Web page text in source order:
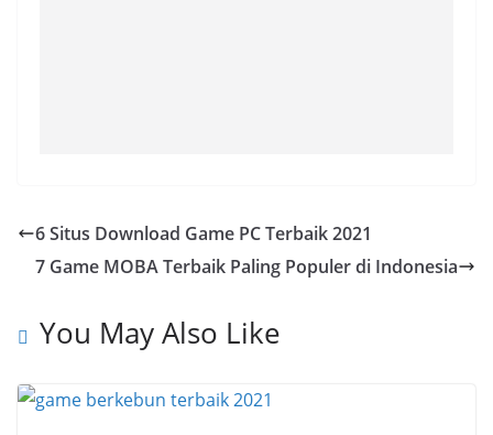
6 Situs Download Game PC Terbaik 2021
7 Game MOBA Terbaik Paling Populer di Indonesia
You May Also Like